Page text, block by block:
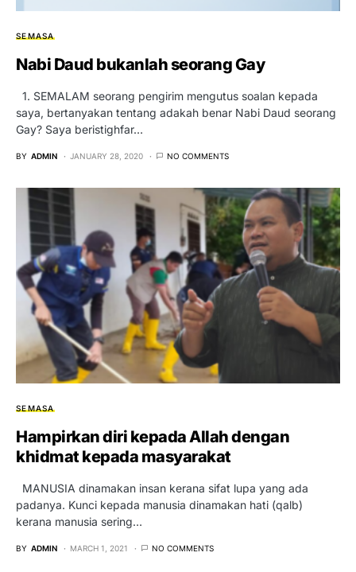
SEMASA
Nabi Daud bukanlah seorang Gay
1. SEMALAM seorang pengirim mengutus soalan kepada
saya, bertanyakan tentang adakah benar Nabi Daud seorang
Gay? Saya beristighfar…
BY ADMIN JANUARY 28, 2020 NO COMMENTS
SEMASA
Hampirkan diri kepada Allah dengan
khidmat kepada masyarakat
MANUSIA dinamakan insan kerana sifat lupa yang ada
padanya. Kunci kepada manusia dinamakan hati (qalb)
kerana manusia sering…
BY ADMIN MARCH 1, 2021 NO COMMENTS